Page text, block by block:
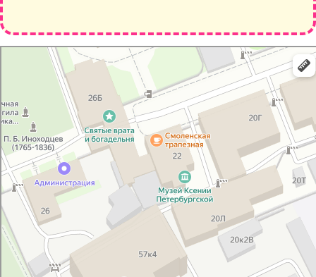
Санкт‑Петербург
Санкт‑Петербург — Яндекс Карты